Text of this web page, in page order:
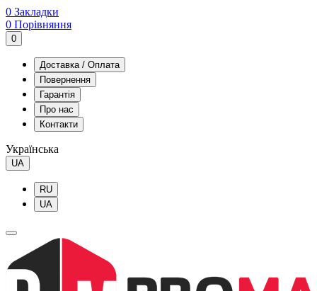
0 Закладки
0 Порівняння
0
Доставка / Оплата
Повернення
Гарантія
Про нас
Контакти
Українська
UA
RU
UA